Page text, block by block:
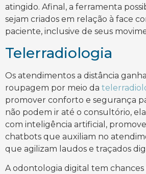
atingido. Afinal, a ferramenta
sejam criados em relação à face
paciente, inclusive de seus
Telerradiologia
Os atendimentos a distância
roupagem por meio da
promover conforto e segurança
não podem ir até o consultório,
com inteligência artificial,
chatbots que auxiliam no
que agilizam laudos e traçados
A odontologia digital tem